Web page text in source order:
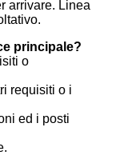
arrivare. Linea
principale?
o
requisiti o i
ed i posti